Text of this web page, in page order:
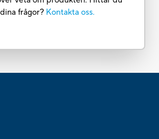
frågor? Kontakta oss.